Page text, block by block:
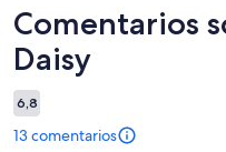
Comentarios
Comentarios
Daisy
6,8
13 comentarios